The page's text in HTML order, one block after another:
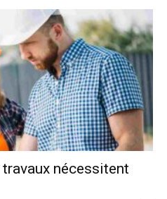
nécessitent